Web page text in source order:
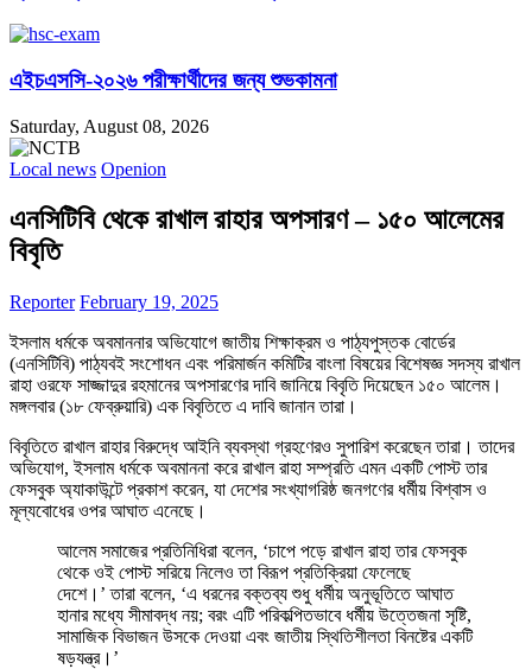
এইচএসসি-২০২৬ পরীক্ষার্থীদের জন্য শুভকামনা
Saturday, August 08, 2026
Local news Openion
এনসিটিবি থেকে রাখাল রাহার অপসারণ – ১৫০ আলেমের
বিবৃতি
Reporter February 19, 2025
ইসলাম ধর্মকে অবমাননার অভিযোগে জাতীয় শিক্ষাক্রম ও পাঠ্যপুস্তক বোর্ডের
(এনসিটিবি) পাঠ্যবই সংশোধন এবং পরিমার্জন কমিটির বাংলা বিষয়ের বিশেষজ্ঞ সদস্য রাখাল
রাহা ওরফে সাজ্জাদুর রহমানের অপসারণের দাবি জানিয়ে বিবৃতি দিয়েছেন ১৫০ আলেম।
মঙ্গলবার (১৮ ফেব্রুয়ারি) এক বিবৃতিতে এ দাবি জানান তারা।
বিবৃতিতে রাখাল রাহার বিরুদ্ধে আইনি ব্যবস্থা গ্রহণেরও সুপারিশ করেছেন তারা। তাদের
অভিযোগ, ইসলাম ধর্মকে অবমাননা করে রাখাল রাহা সম্প্রতি এমন একটি পোস্ট তার
ফেসবুক অ্যাকাউন্টে প্রকাশ করেন, যা দেশের সংখ্যাগরিষ্ঠ জনগণের ধর্মীয় বিশ্বাস ও
মূল্যবোধের ওপর আঘাত এনেছে।
আলেম সমাজের প্রতিনিধিরা বলেন, ‘চাপে পড়ে রাখাল রাহা তার ফেসবুক
থেকে ওই পোস্ট সরিয়ে নিলেও তা বিরূপ প্রতিক্রিয়া ফেলেছে
দেশে।’ তারা বলেন, ‘এ ধরনের বক্তব্য শুধু ধর্মীয় অনুভূতিতে আঘাত
হানার মধ্যে সীমাবদ্ধ নয়; বরং এটি পরিকল্পিতভাবে ধর্মীয় উত্তেজনা সৃষ্টি,
সামাজিক বিভাজন উসকে দেওয়া এবং জাতীয় স্থিতিশীলতা বিনষ্টের একটি
ষড়যন্ত্র।’